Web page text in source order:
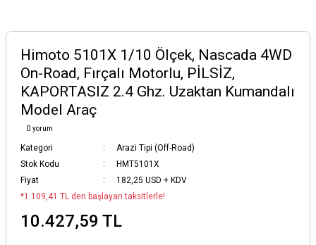
Himoto 5101X 1/10 Ölçek, Nascada 4WD
On-Road, Fırçalı Motorlu, PİLSİZ,
KAPORTASIZ 2.4 Ghz. Uzaktan Kumandalı
Model Araç
0 yorum
Kategori
Arazi Tipi (Off-Road)
Stok Kodu
HMT5101X
Fiyat
182,25 USD + KDV
*1.109,41 TL den başlayan taksitlerle!
10.427,59 TL